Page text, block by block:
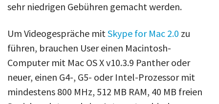
sehr niedrigen Gebühren gemacht werden.
Um Videogespräche mitSkype for Mac 2.0 zu
führen, brauchen User einen Macintosh-
Computer mit Mac OS X v10.3.9 Panther oder
neuer, einen G4-, G5- oder Intel-Prozessor mit
mindestens 800 MHz, 512 MB RAM, 40 MB freien